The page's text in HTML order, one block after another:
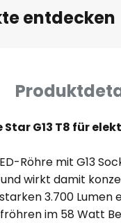
entdecken
Star G13 T8 für
Röhre mit G13
wirkt damit
3.700 Lumen
im 58 Watt